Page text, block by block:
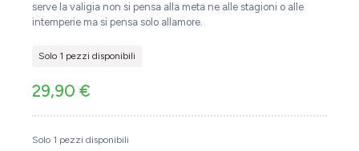
serve la valigia non si pensa alla meta ne alle stagioni o alle
intemperie ma si pensa solo allamore.
Solo 1 pezzi disponibili
29,90 €
Solo 1 pezzi disponibili